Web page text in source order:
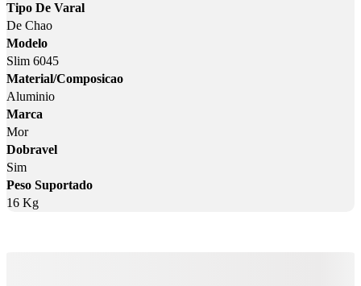
Tipo De Varal
De Chao
Modelo
Slim 6045
Material/Composicao
Aluminio
Marca
Mor
Dobravel
Sim
Peso Suportado
16 Kg